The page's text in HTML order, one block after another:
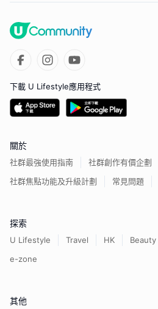
下載 U Lifestyle應用程式
關於
社群最強使用指南
社群創作有價企劃
社群焦點功能及升級計劃
常見問題
探索
U Lifestyle Travel HK Beauty
e-zone
其他